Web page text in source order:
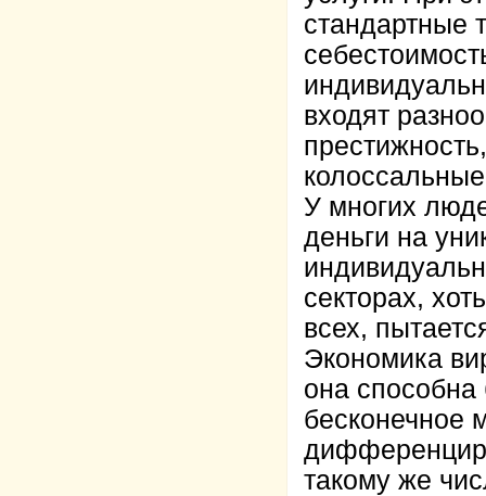
стандартные
входят
У многих
деньги на
секторах,
всех,
Экономика
она способна
бесконечное
такому же